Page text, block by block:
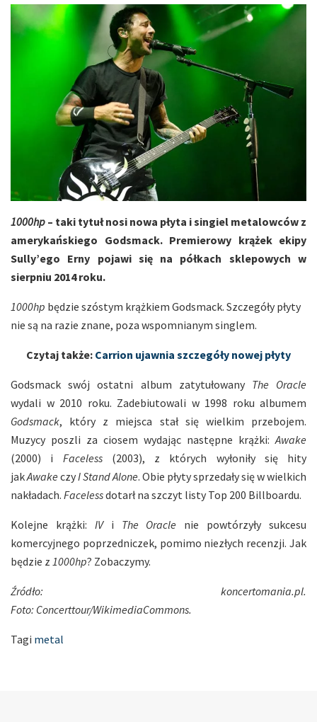
1000hp – taki tytułnosi nowa płyta i singiel metalowców z
amerykańskiego Godsmack. Premierowy krążek ekipy
Sully’ego Erny pojawi się na półkach sklepowych w
sierpniu 2014 roku.
1000hp będzie szóstym krążkiem Godsmack. Szczegóły płyty
nie są na razie znane, poza wspomnianym singlem.
Czytaj także: Carrion ujawnia szczegóły nowej płyty
Godsmack swój ostatni album zatytułowany The Oracle
wydali w 2010 roku. Zadebiutowali w 1998 roku albumem
Godsmack, który z miejsca stał się wielkim przebojem.
Muzycy poszli za ciosem wydając następne krążki:Awake
(2000) i Faceless(2003), z których wyłoniły się hity
jakAwake czyI Stand Alone. Obie płyty sprzedały się w wielkich
nakładach. Facelessdotarł na szczyt listy Top 200 Billboardu.
Kolejne krążki: IV i The Oracle nie powtórzyły sukcesu
komercyjnego poprzedniczek, pomimo niezłych recenzji. Jak
będzie z 1000hp? Zobaczymy.
Źródło: koncertomania.pl.
Foto: Concerttour/WikimediaCommons.
Tagi metal